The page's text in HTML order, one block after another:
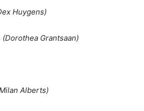
Huygens)
(Dorothea Grantsaan)
Alberts)